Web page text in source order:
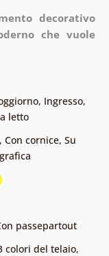
decorativo
che vuole
, Ingresso,
letto
Con cornice, Su
passepartout
colori del telaio,